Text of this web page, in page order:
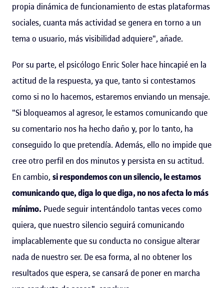
propia dinámica de funcionamiento de estas plataformas
sociales, cuanta más actividad se genera en torno a un
tema o usuario, más visibilidad adquiere", añade.
Por su parte, el psicólogo Enric Soler hace hincapié en la
actitud de la respuesta, ya que, tanto si contestamos
como si no lo hacemos, estaremos enviando un mensaje.
"Si bloqueamos al agresor, le estamos comunicando que
su comentario nos ha hecho daño y, por lo tanto, ha
conseguido lo que pretendía. Además, ello no impide que
cree otro perfil en dos minutos y persista en su actitud.
En cambio, si respondemos con un silencio, le estamos
comunicando que, diga lo que diga, no nos afecta lo más
mínimo. Puede seguir intentándolo tantas veces como
quiera, que nuestro silencio seguirá comunicando
implacablemente que su conducta no consigue alterar
nada de nuestro ser. De esa forma, al no obtener los
resultados que espera, se cansará de poner en marcha